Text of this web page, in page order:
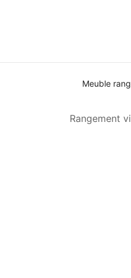
Meuble
Rangement